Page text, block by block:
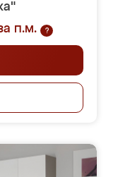
п.м.
?